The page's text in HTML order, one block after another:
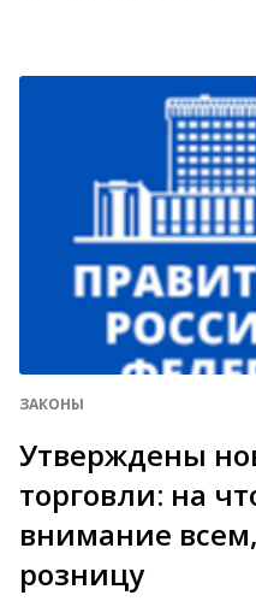
ЗАКОНЫ
Утверждены
торговли: на
внимание всем,
розницу